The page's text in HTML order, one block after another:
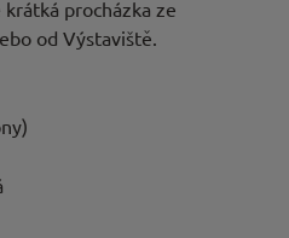
procházka ze
od Výstaviště.